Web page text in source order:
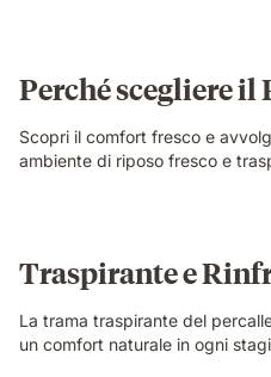
Perché scegliere il
Scopri il comfort fresco e
ambiente di riposo fresco e
Traspirante e
La trama traspirante del
un comfort naturale in ogni